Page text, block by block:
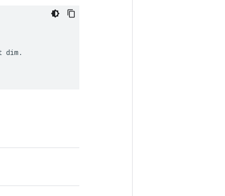
dim .